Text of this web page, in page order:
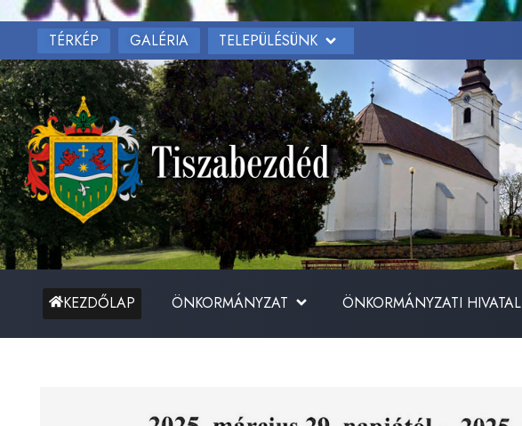
TÉRKÉP GALÉRIA TELEPÜLÉSÜNK
KEZDŐLAP ÖNKORMÁNYZAT ÖNKORMÁNYZATI HIVATAL